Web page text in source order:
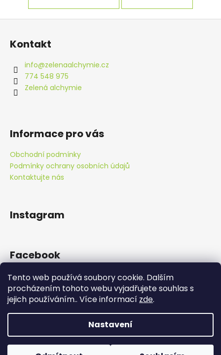
Tento web používá soubory cookie. Dalším
procházením tohoto webu vyjadřujete souhlas s
jejich používáním.. Více informací zde.
Nastavení
Z
Kontakt
info@zelenaalchymie.cz
774 548 975
Zelená alchymie
Informace pro vás
Obchodní podmínky
Podmínky ochrany osobních údajů
Kontaktujte nás
Instagram
Facebook
Doprava zdarma od 890 Kč!
Copyright 2026Zelená alchymie. Všechna práva